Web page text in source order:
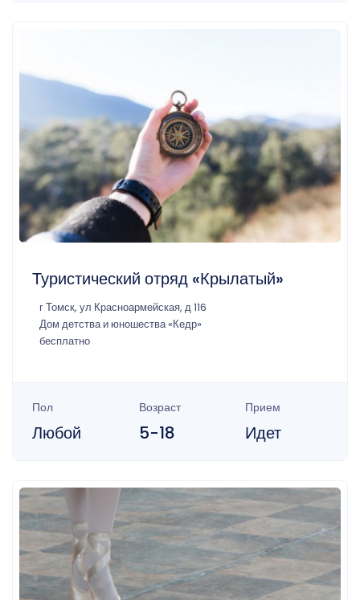
Туристический отряд «Крылатый»
г Томск, ул Красноармейская, д 116
Дом детства и юношества «Кедр»
бесплатно
Пол
Любой
Возраст
5-18
Прием
Идет